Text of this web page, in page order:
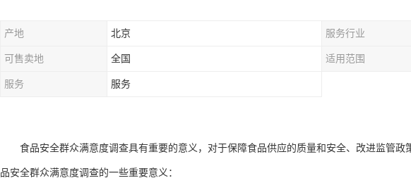
产地 北京 服务行业
可售卖地 全国 适用范围
服务 服务
食品安全群众满意度调查具有重要的意义，对于保障食品供应的质量和安全、改进监管
品安全群众满意度调查的一些重要意义：